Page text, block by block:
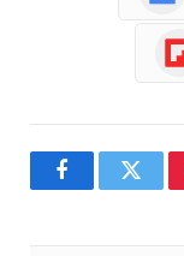
Facebook